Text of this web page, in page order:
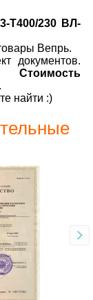
Т400/230 ВЛ-
Вепрь.
документов.
Стоимость
.
найти :)